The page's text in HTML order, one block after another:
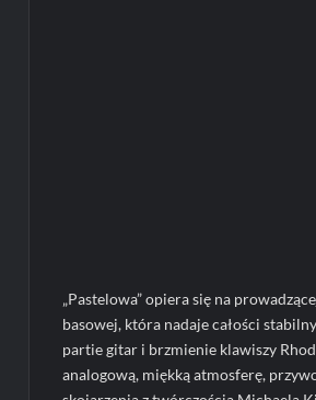
„Pastelowa” opiera się na
basowej, która nadaje całości
partie gitar i brzmienie klawiszy
analogową, miękką atmosferę,